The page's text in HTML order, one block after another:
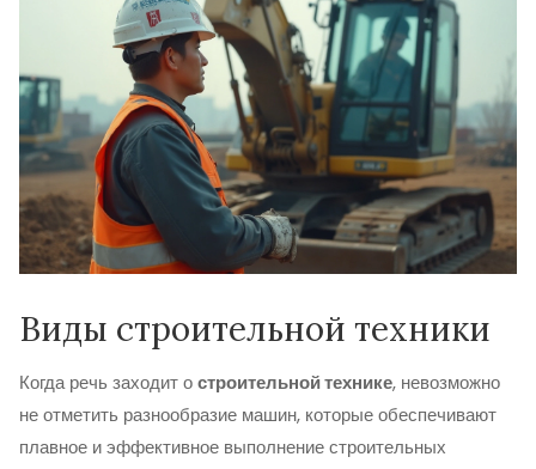
Виды строительной техники
Когда речь заходит остроительной технике, невозможно
не отметить разнообразие машин, которые обеспечивают
плавное и эффективное выполнение строительных